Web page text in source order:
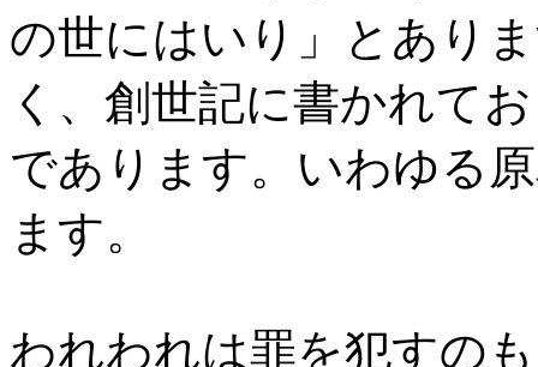
の世にはいり」とあり
く、創世記に書かれて
であります。いわゆる
ます。
われわれは罪を犯すの